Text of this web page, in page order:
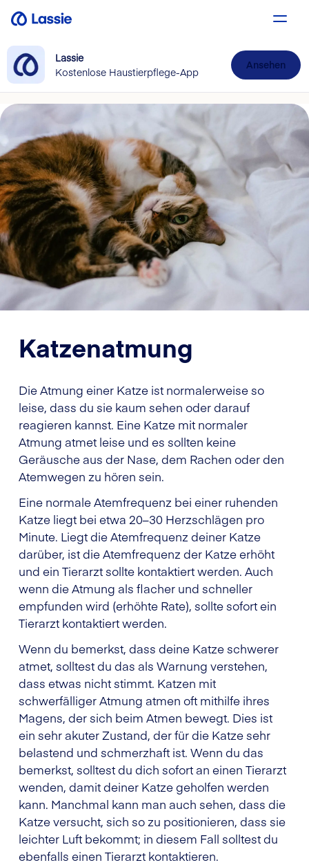
Lassie
Kostenlose Haustierpflege-App
Ansehen
Katzenatmung
Die Atmung einer Katze ist normalerweise so
leise, dass du sie kaum sehen oder darauf
reagieren kannst. Eine Katze mit normaler
Atmung atmet leise und es sollten keine
Geräusche aus der Nase, dem Rachen oder den
Atemwegen zu hören sein.
Eine normale Atemfrequenz bei einer ruhenden
Katze liegt bei etwa 20–30 Herzschlägen pro
Minute. Liegt die Atemfrequenz deiner Katze
darüber, ist die Atemfrequenz der Katze erhöht
und ein Tierarzt sollte kontaktiert werden. Auch
wenn die Atmung als flacher und schneller
empfunden wird (erhöhte Rate), sollte sofort ein
Tierarzt kontaktiert werden.
Wenn du bemerkst, dass deine Katze schwerer
atmet, solltest du das als Warnung verstehen,
dass etwas nicht stimmt. Katzen mit
schwerfälliger Atmung atmen oft mithilfe ihres
Magens, der sich beim Atmen bewegt. Dies ist
ein sehr akuter Zustand, der für die Katze sehr
belastend und schmerzhaft ist. Wenn du das
bemerkst, solltest du dich sofort an einen Tierarzt
wenden, damit deiner Katze geholfen werden
kann. Manchmal kann man auch sehen, dass die
Katze versucht, sich so zu positionieren, dass sie
leichter Luft bekommt; in diesem Fall solltest du
ebenfalls einen Tierarzt kontaktieren.